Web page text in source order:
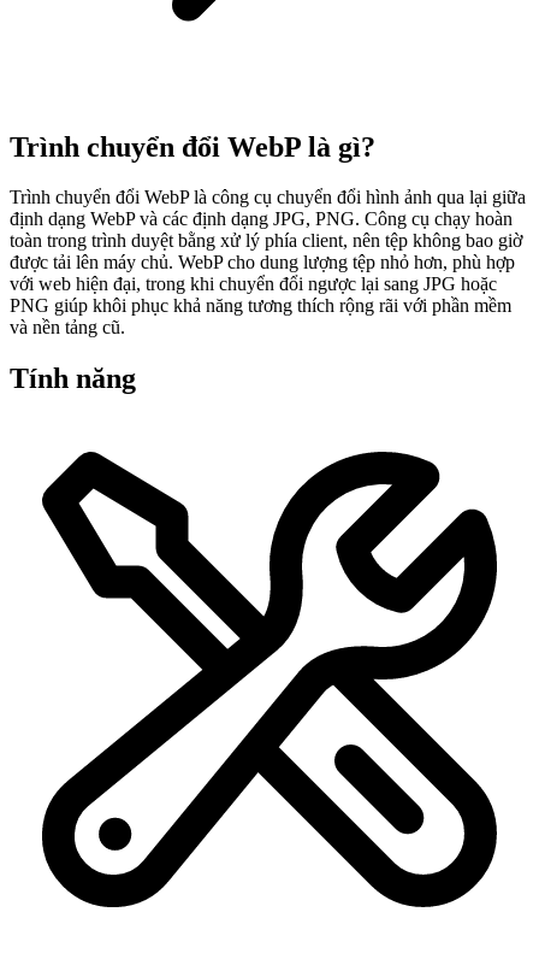
Trình chuyển đổi WebP là gì?
Trình chuyển đổi WebP là công cụ chuyển đổi hình ảnh qua lại giữa
định dạng WebP và các định dạng JPG, PNG. Công cụ chạy hoàn
toàn trong trình duyệt bằng xử lý phía client, nên tệp không bao giờ
được tải lên máy chủ. WebP cho dung lượng tệp nhỏ hơn, phù hợp
với web hiện đại, trong khi chuyển đổi ngược lại sang JPG hoặc
PNG giúp khôi phục khả năng tương thích rộng rãi với phần mềm
và nền tảng cũ.
Tính năng